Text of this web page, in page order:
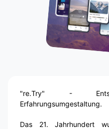
"re.Try" -
Erfahrungsumgestaltung.
Das 21. Jahrhundert